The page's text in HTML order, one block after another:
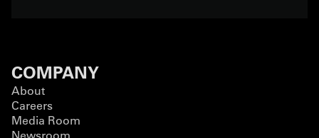
COMPANY
About
Careers
Media Room